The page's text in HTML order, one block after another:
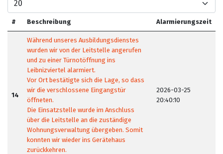
# Beschreibung Alarmierungszeit
14
Während unseres Ausbildungsdienstes
wurden wir von der Leitstelle angerufen
und zu einer Türnotöffnung ins
Leibnizviertel alarmiert.
Vor Ort bestätigte sich die Lage, so dass
wir die verschlossene Eingangstür
öffneten.
Die Einsatzstelle wurde im Anschluss
über die Leitstelle an die zuständige
Wohnungsverwaltung übergeben. Somit
konnten wir wieder ins Gerätehaus
zurückkehren.
2026-03-25
20:40:10